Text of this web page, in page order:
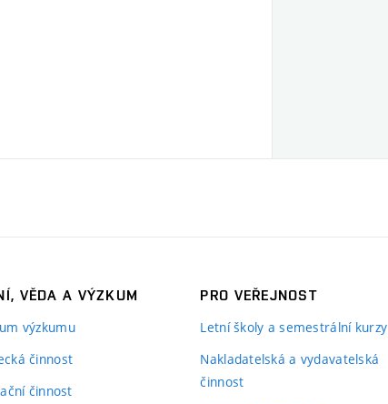
VĚDA A VÝZKUM
výzkumu
činnost
činnost
PRO VEŘEJNOST
Letní školy a semestrální kurzy
Nakladatelská a vydavatelská
činnost